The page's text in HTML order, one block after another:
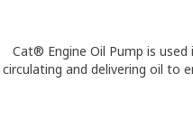
Cat® Engine Oil Pump is
circulating and delivering oil